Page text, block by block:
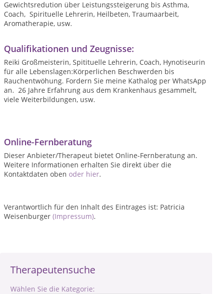
Therapeutensuche
Wählen Sie die Kategorie:
Gewichtsredution über Leistungssteigerung bis Asthma,
Coach, Spirituelle Lehrerin, Heilbeten, Traumaarbeit,
Aromatherapie, usw.
Qualifikationen und Zeugnisse:
Reiki Großmeisterin, Spitituelle Lehrerin, Coach, Hynotiseurin
für alle Lebenslagen:Körperlichen Beschwerden bis
Rauchentwöhung. Fordern Sie meine Kathalog per WhatsApp
an. 26 Jahre Erfahrung aus dem Krankenhaus gesammelt,
viele Weiterbildungen, usw.
Online-Fernberatung
Dieser Anbieter/Therapeut bietet Online-Fernberatung an.
Weitere Informationen erhalten Sie direkt über die
Kontaktdaten oben oder hier.
Verantwortlich für den Inhalt des Eintrages ist: Patricia
Weisenburger (Impressum).